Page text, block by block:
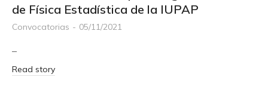
de Física Estadística de la IUPAP
Convocatorias 05/11/2021
–
Read story